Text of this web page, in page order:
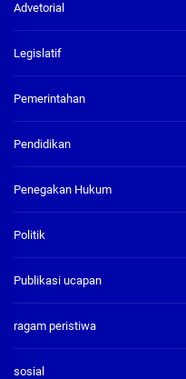
Advetorial
Legislatif
Pemerintahan
Pendidikan
Penegakan Hukum
Politik
Publikasi ucapan
ragam peristiwa
sosial